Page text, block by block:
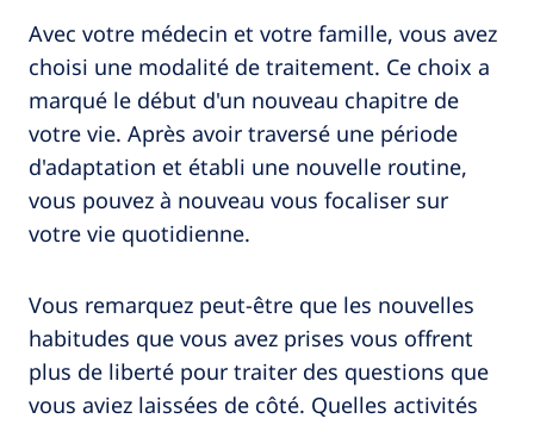
Avec votre médecin et votre famille, vous avez
choisi une modalité de traitement. Ce choix a
marqué le début d'un nouveau chapitre de
votre vie. Après avoir traversé une période
d'adaptation et établi une nouvelle routine,
vous pouvez à nouveau vous focaliser sur
votre vie quotidienne.
Vous remarquez peut-être que les nouvelles
habitudes que vous avez prises vous offrent
plus de liberté pour traiter des questions que
vous aviez laissées de côté. Quelles activités